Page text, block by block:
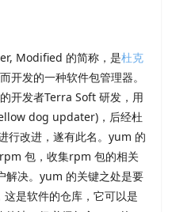
Modified 的简称，是杜克
开发的一种软件包管理器。
开发者Terra Soft 研发，用
dog updater)，后经杜
行改进，遂有此名。yum 的
包，收集rpm 包的相关
解决。yum 的关键之处是要
是软件的仓库，它可以是